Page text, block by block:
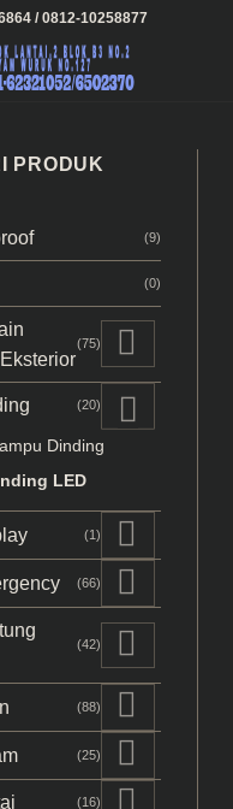
/ 0812-10258877
PRODUK
(9)
(0)
(75)
(20)
Dinding
LED
(1)
(66)
(42)
(88)
(25)
(16)